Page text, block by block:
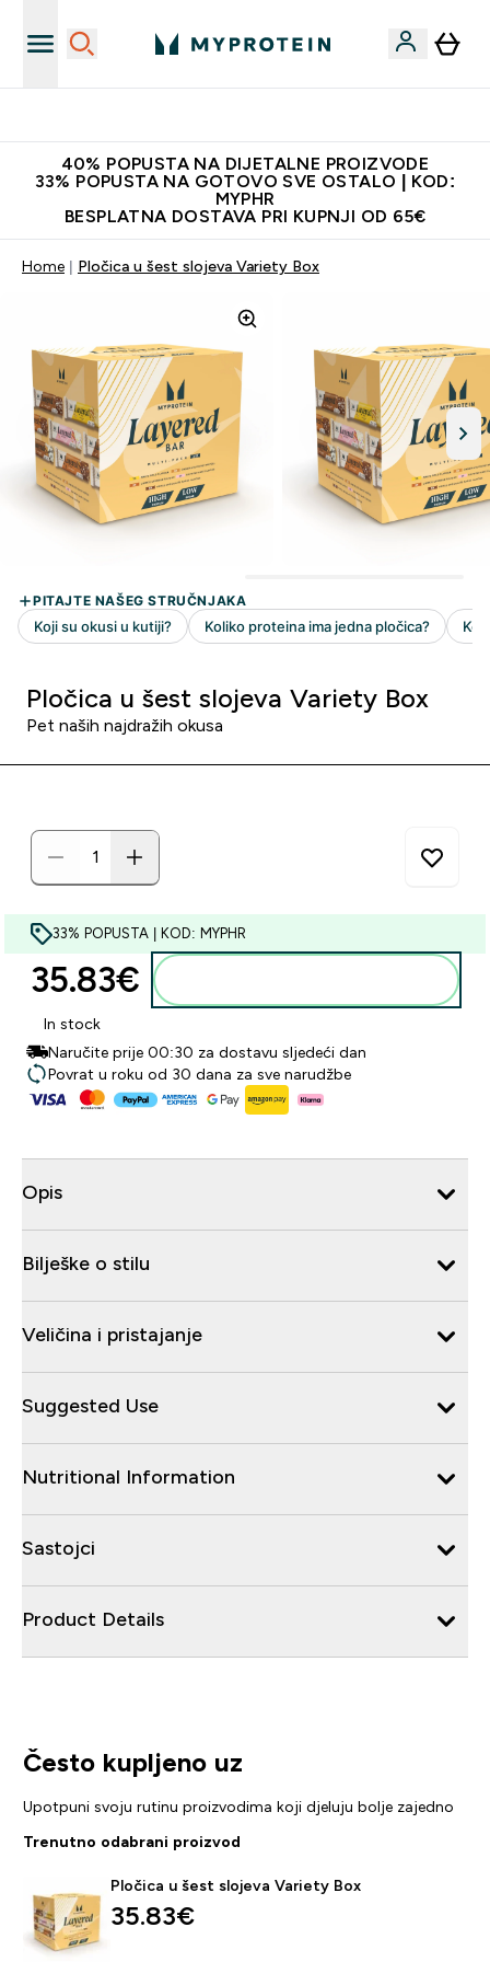
40% POPUSTA NA DIJETALNE PROIZVODE
33% POPUSTA NA GOTOVO SVE OSTALO | KOD:
MYPHR
BESPLATNA DOSTAVA PRI KUPNJI OD 65€
Home Pločica u šest slojeva Variety Box
Pločica u šest slojeva Variety Box
Pet naših najdražih okusa
33% POPUSTA | KOD: MYPHR
35.83€‎
In stock
Naručite prije 00:30 za dostavu sljedeći dan
Povrat u roku od 30 dana za sve narudžbe
Opis
Bilješke o stilu
Veličina i pristajanje
Suggested Use
Nutritional Information
Sastojci
Product Details
Često kupljeno uz
Upotpuni svoju rutinu proizvodima koji djeluju bolje zajedno
Trenutno odabrani proizvod
Pločica u šest slojeva Variety Box
35.83€‎